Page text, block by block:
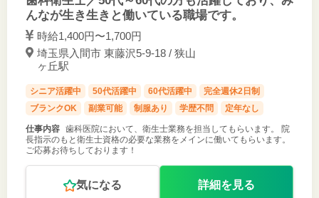
んなが生き生きと働いている職場です。
時給1,400円〜1,700円
埼玉県入間市 東藤沢5-9-18 / 狭山
ヶ丘駅
シニア活躍中 50代活躍中 60代活躍中
完全週休2日制
ブランクOK
副業可能 制服あり 学歴不問 定年なし
仕事内容 歯科医院において、衛生士業務を担当してもらいます。 院
長指示のもと衛生士資格の必要な業務をメインに働いてもらいます。
ご応募お待ちしております！
気になる 詳細を見る